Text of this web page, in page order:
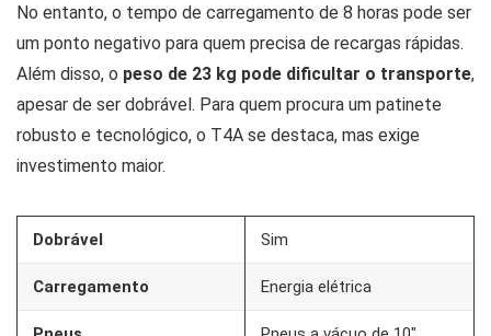
No entanto, o tempo de carregamento de 8 horas pode ser
um ponto negativo para quem precisa de recargas rápidas.
Além disso, o peso de 23 kg pode dificultar o transporte,
apesar de ser dobrável. Para quem procura um patinete
robusto e tecnológico, o T4A se destaca, mas exige
investimento maior.
Dobrável Sim
Carregamento Energia elétrica